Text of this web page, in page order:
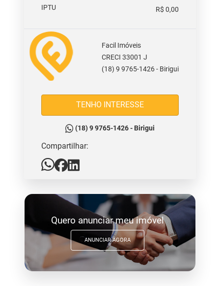
IPTU
R$ 0,00
Facil Imóveis
CRECI 33001 J
(18) 9 9765-1426 - Birigui
TENHO INTERESSE
(18) 9 9765-1426 - Birigui
Compartilhar:
Quero anunciar meu imóvel
ANUNCIAR AGORA